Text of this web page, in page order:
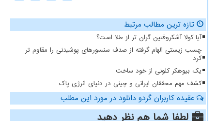
تازه ترین مطالب مرتبط
آیا کولا آشکروفتین گران تر از طلا است؟
چسب زیستی الهام گرفته از صدف سنسورهای پوشیدنی را مقاوم تر
کرد
یک بیوهکر کلونی از خود ساخت
کشف مهم محققان ایرانی و چینی در دنیای انرژی پاک
عقیده کاربران گردو دانلود در مورد این مطلب
لطفا شما همنظر دهید